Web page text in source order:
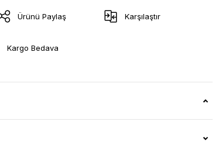
Ürünü Paylaş Karşılaştır
Kargo Bedava